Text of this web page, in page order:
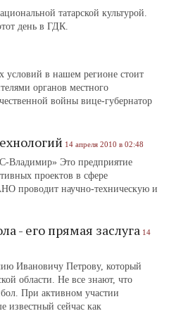
татарской культурой.
день в ГДК.
условий в нашем регионе стоит
органов местного
войны вице-губернатор
14 апреля 2010 в 02:48
Владимир» Это предприятие
проектов в сфере
проводит научно-техническую и
- его прямая заслуга 14
Ивановичу Петрову, который
области. Не все знают, что
При активном участии
известный сейчас как